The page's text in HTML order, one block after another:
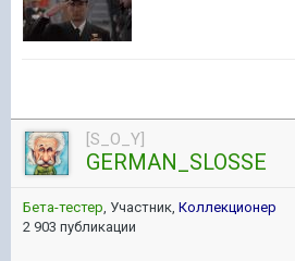
[S_O_Y]
GERMAN_SLOSSE
Бета-тестер, Участник, Коллекционер
2 903 публикации